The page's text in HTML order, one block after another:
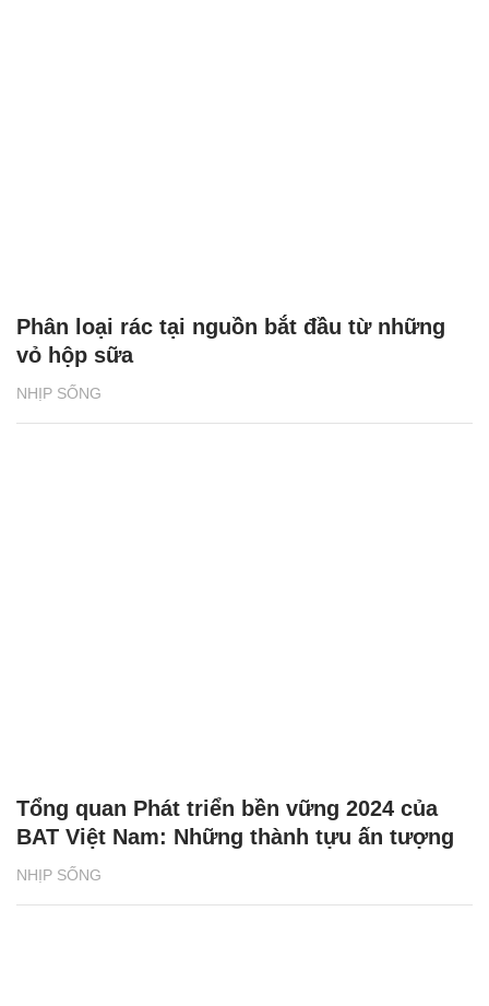
NHỊP SỐNG
Phân loại rác tại nguồn bắt đầu từ những
vỏ hộp sữa
NHỊP SỐNG
Tổng quan Phát triển bền vững 2024 của
BAT Việt Nam: Những thành tựu ấn tượng